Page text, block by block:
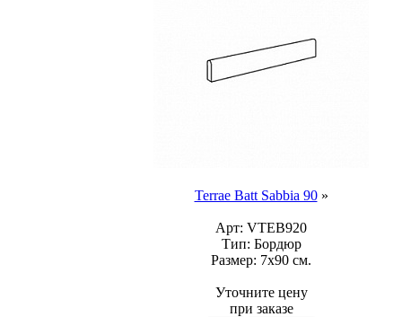
Terrae Batt Sabbia 90»
Арт: VTEB920
Тип: Бордюр
Размер: 7x90 см.
Уточните цену
при заказе